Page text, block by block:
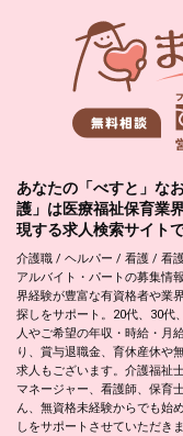
あなたの「べすと」な
護」は医療福祉保育業
現する求人検索サイトで
介護職 / ヘルパー / 看護 / 看
アルバイト・パートの募集情
界経験が豊富な有資格者や業
探しをサポート。20代、30代
人やご希望の年収・時給・月
り、賞与退職金、育休産休や
求人もございます。介護福祉
マネージャー、看護師、保育
ん、無資格未経験からでも始
しをサポートさせていただき